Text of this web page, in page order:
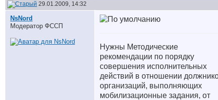
29.01.2009, 14:32
NsNord
Модератор ФССП
Нужны Методические
рекомендации по порядку
совершения исполнительных
действий в отношении
организаций, выполняющих
мобилизационные задания, от